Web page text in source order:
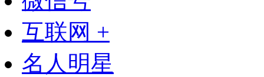
互联网 +
名人明星